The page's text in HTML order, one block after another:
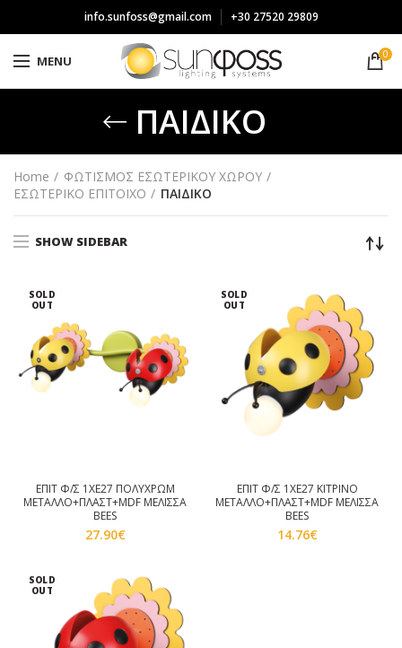
info.sunfoss@gmail.com +30 27520 29809
MENU 0
ΠΑΙΔΙΚΟ
Home
ΦΩΤΙΣΜΟΣ ΕΣΩΤΕΡΙΚΟΥ ΧΩΡΟΥ
ΕΣΩΤΕΡΙΚΟ ΕΠΙΤΟΙΧΟ
ΠΑΙΔΙΚΟ
SHOW SIDEBAR
SOLD
OUT
ΕΠΙΤ Φ/Σ 1ΧΕ27 ΠΟΛΥΧΡΩΜ
ΜΕΤΑΛΛΟ+ΠΛΑΣΤ+MDF ΜΕΛΙΣΣΑ
BEES
27.90€
SOLD
OUT
ΕΠΙΤ Φ/Σ 1ΧΕ27 ΚΙΤΡΙΝΟ
ΜΕΤΑΛΛΟ+ΠΛΑΣΤ+MDF ΜΕΛΙΣΣΑ
BEES
14.76€
SOLD
OUT